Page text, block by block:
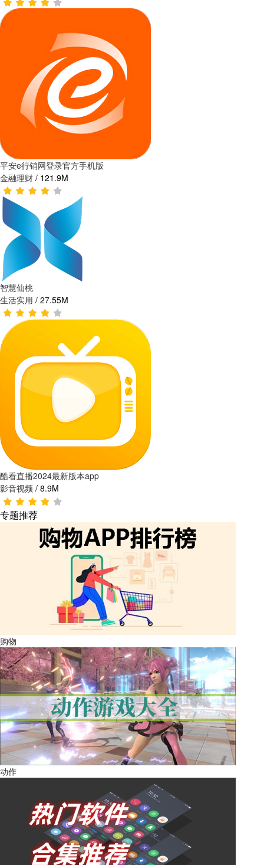
平安e行销网登录官方手机版
金融理财 / 121.9M
智慧仙桃
生活实用 / 27.55M
酷看直播2024最新版本app
影音视频 / 8.9M
专题推荐
购物
动作